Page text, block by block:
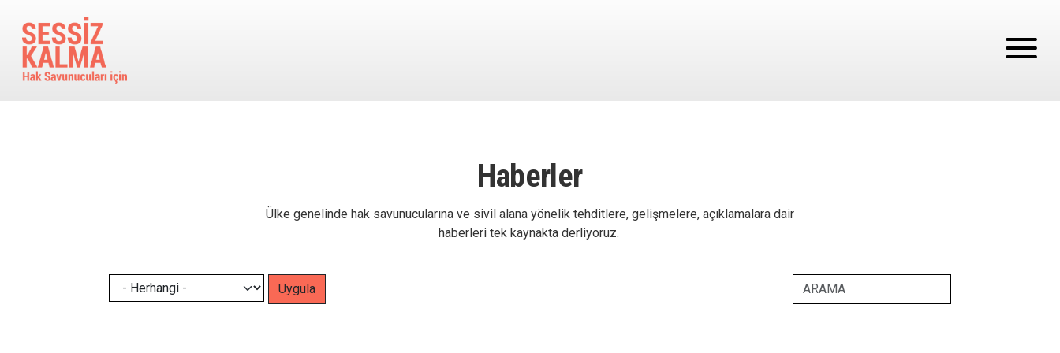
Haberler
Ülke genelinde hak savunucularına ve sivil alana yönelik tehditlere, gelişmelere, açıklamalara dair
haberleri tek kaynakta derliyoruz.